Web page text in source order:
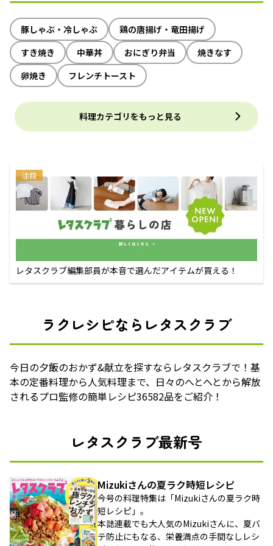
豚しゃぶ・冷しゃぶ
鶏の唐揚げ・竜田揚げ
すき焼き
中華丼 おにぎり弁当
焼きなす
卵焼き
フレンチトースト
料理カテゴリをもっと見る
注目
レタスクラブ編集部員が本音で選んだアイテムが買える！
ラクレシピならレタスクラブ
今日の夕飯のおかず&献立を探すならレタスクラブで！基
本の定番料理から人気料理まで、日々のへとへとから解放
されるプロ監修の簡単レシピ36582品をご紹介！
レタスクラブ最新号
Mizukiさんの夏ラク時短レシピ
今号の料理特集は「Mizukiさんの夏ラク時
短レシピ」。
本誌連載でも大人気のMizukiさんに、夏バ
テ防止にもなる、栄養満点の手間なしレシ